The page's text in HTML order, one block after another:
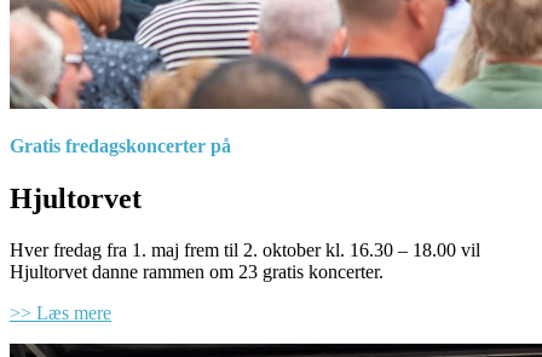
Gratis fredagskoncerter på
Hjultorvet
Hver fredag fra 1. maj frem til 2. oktober kl. 16.30 – 18.00 vil
Hjultorvet danne rammen om 23 gratis koncerter.
>> Læs mere